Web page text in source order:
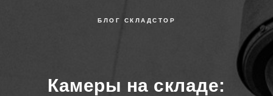
БЛОГ СКЛАДСТОР
Камеры на складе: